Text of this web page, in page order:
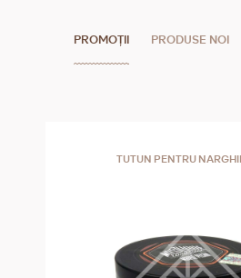
PROMOȚII PRODUSE NOI
TUTUN PENTRU